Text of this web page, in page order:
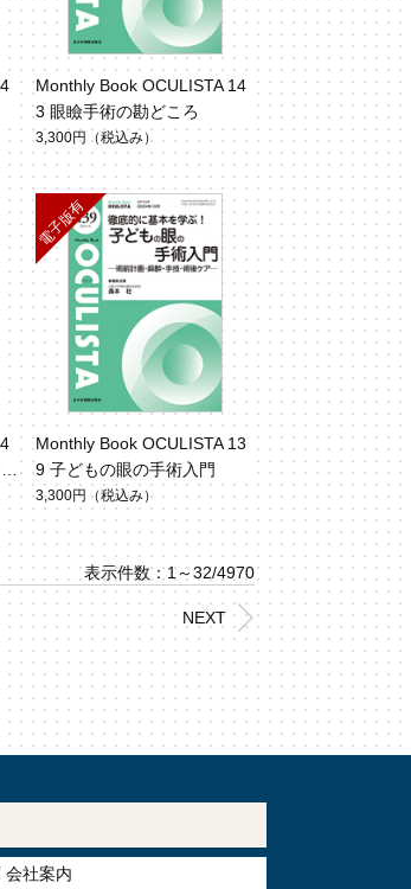
Monthly Book OCULISTA 14
3 眼瞼手術の勘どころ
3,300円 （税込み）
Monthly Book OCULISTA 13
9 子どもの眼の手術入門
3,300円 （税込み）
表示件数：1～32/4970
NEXT
会社案内